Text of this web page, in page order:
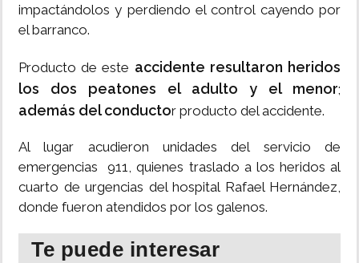
impactándolos y perdiendo el control cayendo por
el barranco.
Producto de este accidente resultaron heridos
los dos peatones el adulto y el menor;
además del conductor producto del accidente.
Al lugar acudieron unidades del servicio de
emergencias 911, quienes traslado a los heridos al
cuarto de urgencias del hospital Rafael Hernández,
donde fueron atendidos por los galenos.
Te puede interesar